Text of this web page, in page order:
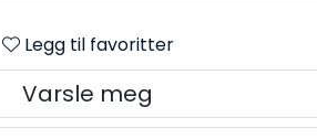
Legg til favoritter
Varsle meg